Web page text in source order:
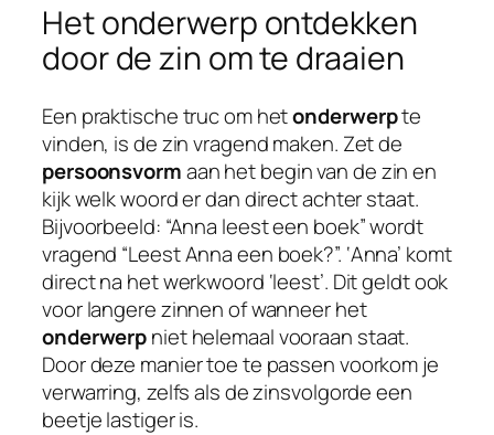
Het onderwerp ontdekken
door de zin om te draaien
Een praktische truc om hetonderwerpte
vinden, is de zin vragend maken. Zet de
persoonsvormaan het begin van de zin en
kijk welk woord er dan direct achter staat.
Bijvoorbeeld: “Anna leest een boek” wordt
vragend “Leest Anna een boek?”. ‘Anna’ komt
direct na het werkwoord ‘leest’. Dit geldt ook
voor langere zinnen of wanneer het
onderwerpniet helemaal vooraan staat.
Door deze manier toe te passen voorkom je
verwarring, zelfs als de zinsvolgorde een
beetje lastiger is.